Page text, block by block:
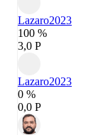
Lazaro2023
100 %
3,0 P
Lazaro2023
0 %
0,0 P